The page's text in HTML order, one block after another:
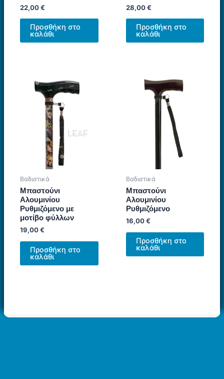
22,00€
Προσθήκη στο
καλάθι
28,00€
Προσθήκη στο
καλάθι
Βαδιστικά
Μπαστούνι
Αλουμινίου
Ρυθμιζόμενο με
μοτίβο φύλλων
19,00€
Προσθήκη στο
καλάθι
Βαδιστικά
Μπαστούνι
Αλουμινίου
Ρυθμιζόμενο
16,00€
Προσθήκη στο
καλάθι